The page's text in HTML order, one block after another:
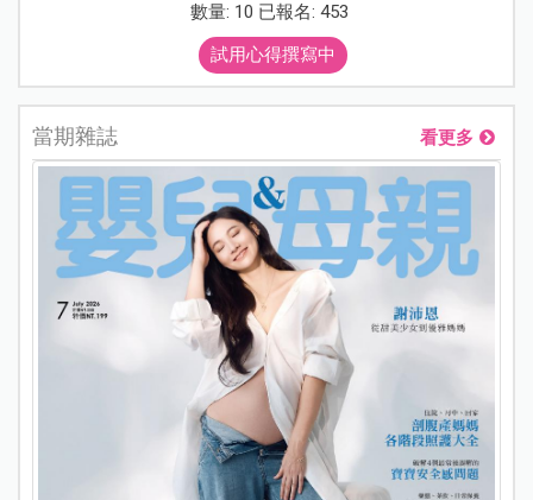
數量: 10 已報名: 453
試用心得撰寫中
當期雜誌 看更多